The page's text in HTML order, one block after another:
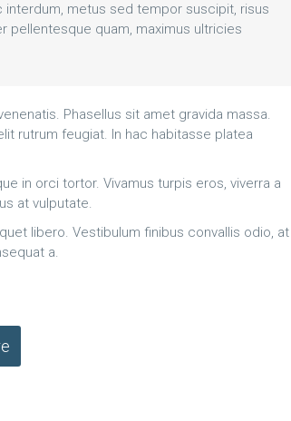
metus sed tempor suscipit, risus
pellentesque quam, maximus ultricies
Phasellus sit amet gravida massa.
rutrum feugiat. In hac habitasse platea
in orci tortor. Vivamus turpis eros, viverra a
at vulputate.
libero. Vestibulum finibus convallis odio, at
a.